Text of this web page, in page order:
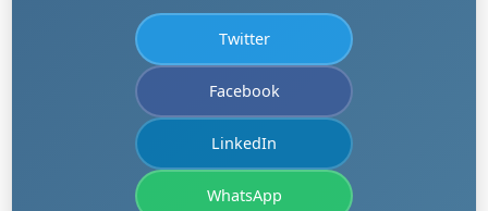
Twitter
Facebook
LinkedIn
WhatsApp